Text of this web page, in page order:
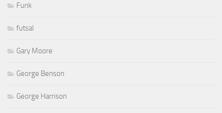
Funk
futsal
Gary Moore
George Benson
George Harrison